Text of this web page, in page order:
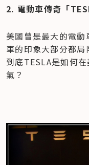
2. 電動車傳奇「
美國曾是最大的電
車的印象大部分都局
到底TESLA是如何
氣？